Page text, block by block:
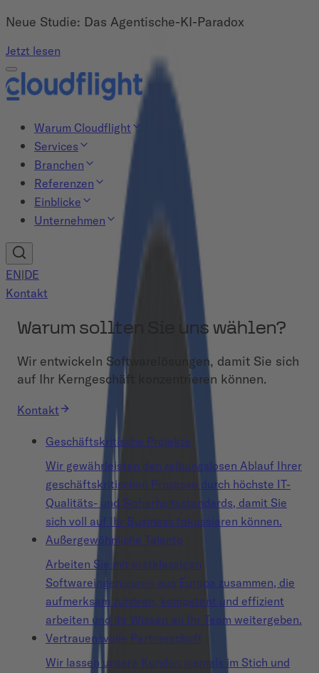
Neue Studie: Das Agentische-KI-Paradox
Jetzt lesen
Warum Cloudflight
Services
Branchen
Referenzen
Einblicke
Unternehmen
EN|DE
Kontakt
Warum sollten Sie uns wählen?
Wir entwickeln Softwarelösungen, damit Sie sich
auf Ihr Kerngeschäft konzentrieren können.
Kontakt
Geschäftskritische Projekte
Wir gewährleisten den reibungslosen Ablauf Ihrer
geschäftskritischen Prozesse durch höchste IT-
Qualitäts- und Sicherheitsstandards, damit Sie
sich voll auf Ihr Business fokussieren können.
Außergewöhnliche Talente
Arbeiten Sie mit erstklassigen
Softwareingenieuren aus Europa zusammen, die
aufmerksam zuhören, kompetent und effizient
arbeiten und ihr Wissen an Ihr Team weitergeben.
Vertrauensvolle Partnerschaft
Wir lassen unsere Kunden niemals im Stich und